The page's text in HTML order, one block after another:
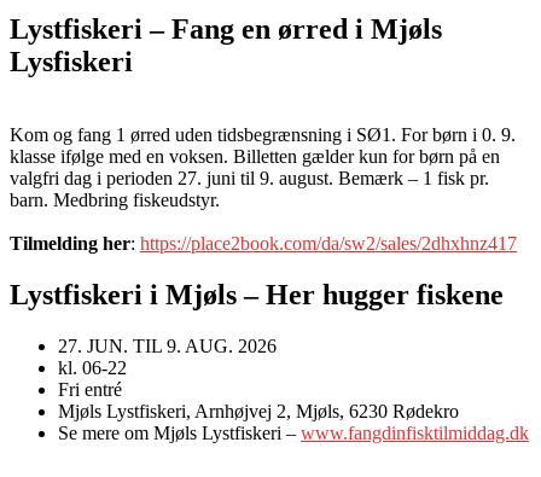
Lystfiskeri – Fang en ørred i Mjøls
Lysfiskeri
Kom og fang 1 ørred uden tidsbegrænsning i SØ1. For børn i 0. 9.
klasse ifølge med en voksen. Billetten gælder kun for børn på en
valgfri dag i perioden 27. juni til 9. august. Bemærk – 1 fisk pr.
barn. Medbring fiskeudstyr.
Tilmelding her: https://place2book.com/da/sw2/sales/2dhxhnz417
Lystfiskeri i Mjøls – Her hugger fiskene
27. JUN. TIL 9. AUG. 2026
kl. 06-22
Fri entré
Mjøls Lystfiskeri, Arnhøjvej 2, Mjøls, 6230 Rødekro
Se mere om Mjøls Lystfiskeri – www.fangdinfisktilmiddag.dk